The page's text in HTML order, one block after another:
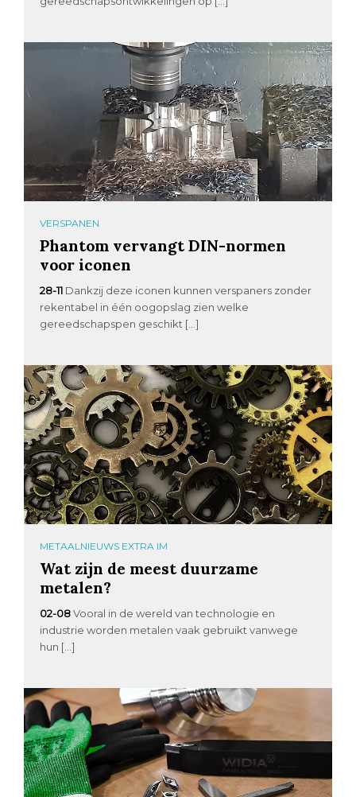
VERSPANEN
Phantom vervangt DIN-normen
voor iconen
28-11 Dankzij deze iconen kunnen verspaners zonder
rekentabel in één oogopslag zien welke
gereedschapspen geschikt […]
METAALNIEUWS EXTRA IM
Wat zijn de meest duurzame
metalen?
02-08 Vooral in de wereld van technologie en
industrie worden metalen vaak gebruikt vanwege
hun […]